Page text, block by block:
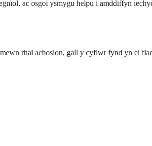
ac osgoi ysmygu helpu i amddiffyn
rhai achosion, gall y cyflwr fynd yn ei